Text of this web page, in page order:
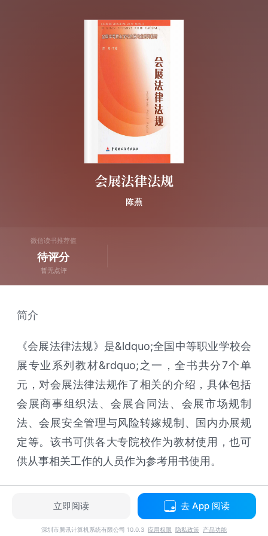
会展法律法规
陈燕
微信读书推荐值
待评分
暂无点评
简介
《会展法律法规》是&ldquo;全国中等职业学校会
展专业系列教材&rdquo;之一，全书共分7个单
元，对会展法律法规作了相关的介绍，具体包括
会展商事组织法、会展合同法、会展市场规制
法、会展安全管理与风险转嫁规制、国内办展规
定等。该书可供各大专院校作为教材使用，也可
供从事相关工作的人员作为参考用书使用。
立即阅读 去 App 阅读
深圳市腾讯计算机系统有限公司 10.0.3 应用权限 隐私政策 产品功能